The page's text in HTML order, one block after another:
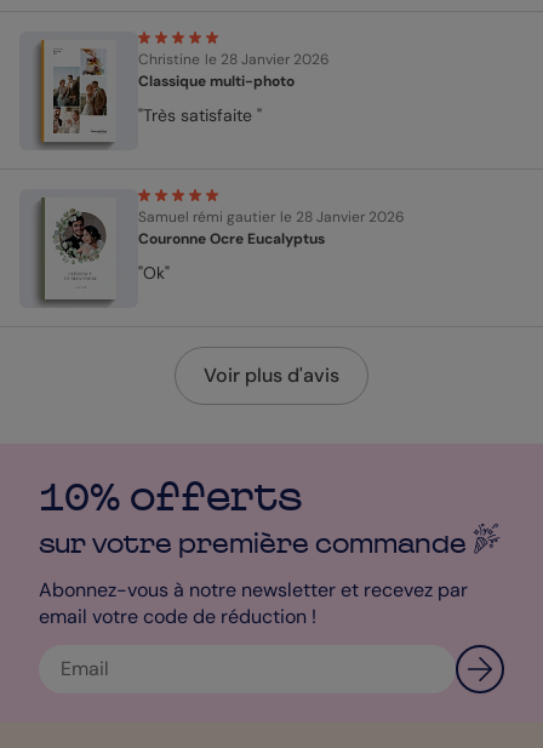
Christine le 28 Janvier 2026
Classique multi-photo
"Très satisfaite "
Samuel rémi gautier le 28 Janvier 2026
Couronne Ocre Eucalyptus
"Ok"
Voir plus d'avis
10% offerts
sur votre première commande
Abonnez-vous à notre newsletter et recevez par
email votre code de réduction !